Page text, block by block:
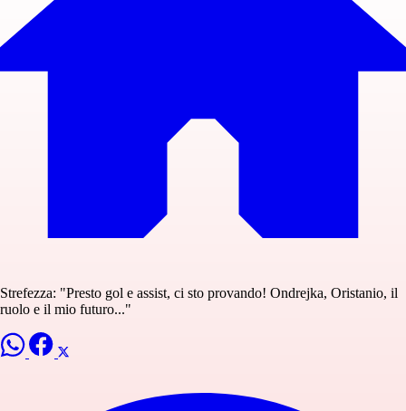
Strefezza: "Presto gol e assist, ci sto provando! Ondrejka, Oristanio, il
ruolo e il mio futuro..."